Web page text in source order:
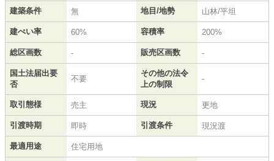
建築条件 無 地目/地勢 山林/平坦
建ぺい率 60% 容積率 200%
総区画数 - 販売区画数 -
国土法届出要
否
不要
その他の法令
上の制限
-
取引態様 売主 現況 更地
引渡時期 即時 引渡条件 現況渡
最適用途 住宅用地